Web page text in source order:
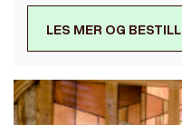
LES MER OG BESTILL